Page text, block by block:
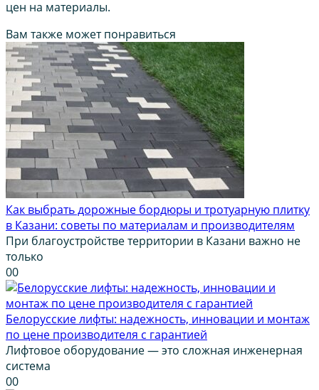
цен на материалы.
Вам также может понравиться
Как выбрать дорожные бордюры и тротуарную плитку
в Казани: советы по материалам и производителям
При благоустройстве территории в Казани важно не
только
00
Белорусские лифты: надежность, инновации и монтаж
по цене производителя с гарантией
Лифтовое оборудование — это сложная инженерная
система
00